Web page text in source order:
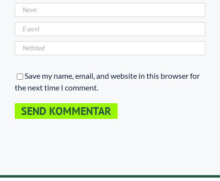
Save my name, email, and website in this browser for
the next time I comment.